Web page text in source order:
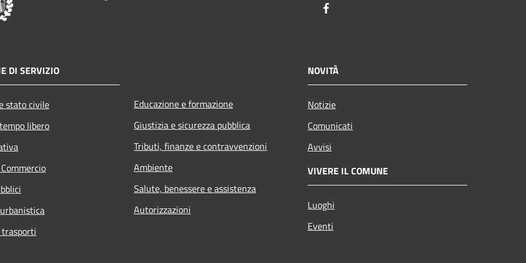
DI SERVIZIO
stato civile
libero
Educazione e formazione
Giustizia e sicurezza pubblica
Tributi, finanze e contravvenzioni
Ambiente
Salute, benessere e assistenza
Autorizzazioni
NOVITÀ
Notizie
Comunicati
Avvisi
VIVERE IL COMUNE
Luoghi
Eventi